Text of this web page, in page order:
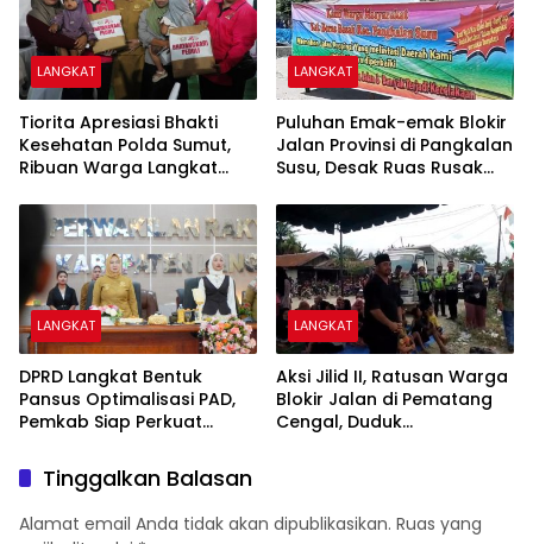
LANGKAT
Tiorita Apresiasi Bhakti
Kesehatan Polda Sumut,
Ribuan Warga Langkat
LANGKAT
Puluhan Emak-emak Blokir
Jalan Provinsi di Pangkalan
Susu, Desak Ruas Rusak
LANGKAT
DPRD Langkat Bentuk
Pansus Optimalisasi PAD,
Pemkab Siap Perkuat
LANGKAT
Aksi Jilid II, Ratusan Warga
Blokir Jalan di Pematang
Cengal, Duduk
Tinggalkan Balasan
Alamat email Anda tidak akan dipublikasikan. Ruas yang